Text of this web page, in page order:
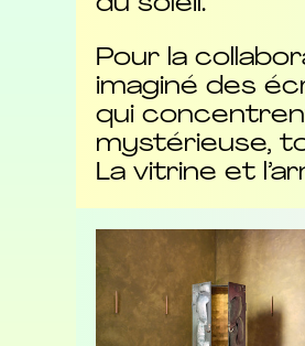
du soleil.
Pour la
imaginé des
qui
mystérieuse,
La vitrine et